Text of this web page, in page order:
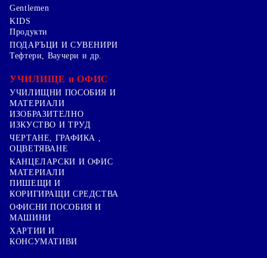
Gentlemen
KIDS
Продукти
ПОДАРЪЦИ И СУВЕНИРИ
Тефтери, Ваучери и др.
УЧИЛИЩЕ и ОФИС
УЧИЛИЩНИ ПОСОБИЯ И
МАТЕРИАЛИ
ИЗОБРАЗИТЕЛНО
ИЗКУСТВО И ТРУД
ЧЕРТАНЕ, ГРАФИКА ,
ОЦВЕТЯВАНЕ
КАНЦЕЛАРСКИ И ОФИС
МАТЕРИАЛИ
ПИШЕЩИ И
КОРИГИРАЩИ СРЕДСТВА
ОФИСНИ ПОСОБИЯ И
МАШИНИ
ХАРТИИ И
КОНСУМАТИВИ